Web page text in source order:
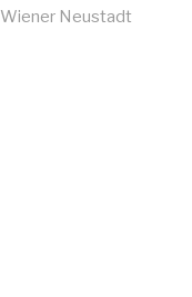
Wiener Neustadt